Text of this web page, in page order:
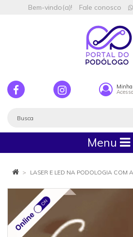
Bem-vindo(a)! Fale conosco
Menu
LASER E LED NA PODOLOGIA COM